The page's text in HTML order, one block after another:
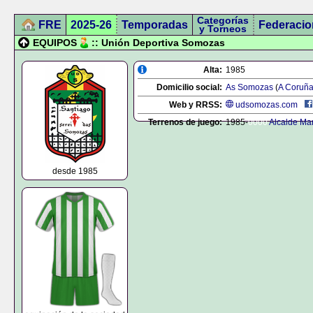
FRE 2025-26 Temporadas Categorías
y Torneos
EQUIPOS :: Unión Deportiva Somozas
desde 1985
Alta: 1985
Domicilio social: As Somozas (A Coruña
Web y RRSS:
udsomozas.com
Terrenos de juego: 1985-0000Alcalde